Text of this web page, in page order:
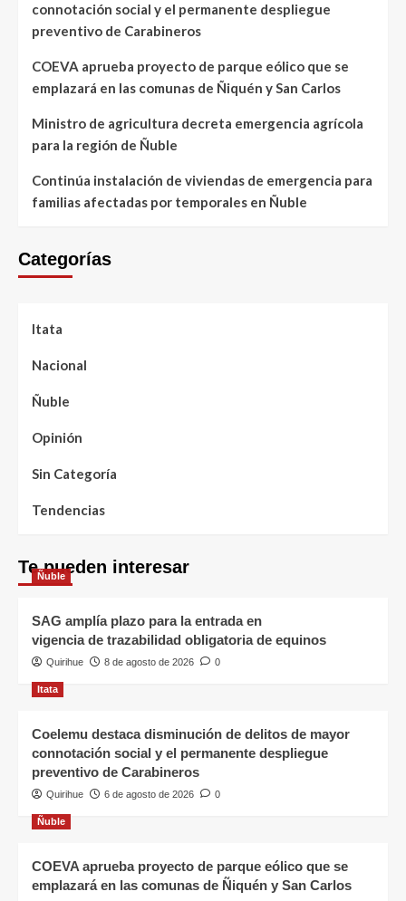
connotación social y el permanente despliegue
preventivo de Carabineros
COEVA aprueba proyecto de parque eólico que se
emplazará en las comunas de Ñiquén y San Carlos
Ministro de agricultura decreta emergencia agrícola
para la región de Ñuble
Continúa instalación de viviendas de emergencia para
familias afectadas por temporales en Ñuble
Categorías
Itata
Nacional
Ñuble
Opinión
Sin Categoría
Tendencias
Te pueden interesar
Ñuble
SAG amplía plazo para la entrada en
vigencia de trazabilidad obligatoria de equinos
Quirihue 8 de agosto de 2026 0
Itata
Coelemu destaca disminución de delitos de mayor
connotación social y el permanente despliegue
preventivo de Carabineros
Quirihue 6 de agosto de 2026 0
Ñuble
COEVA aprueba proyecto de parque eólico que se
emplazará en las comunas de Ñiquén y San Carlos